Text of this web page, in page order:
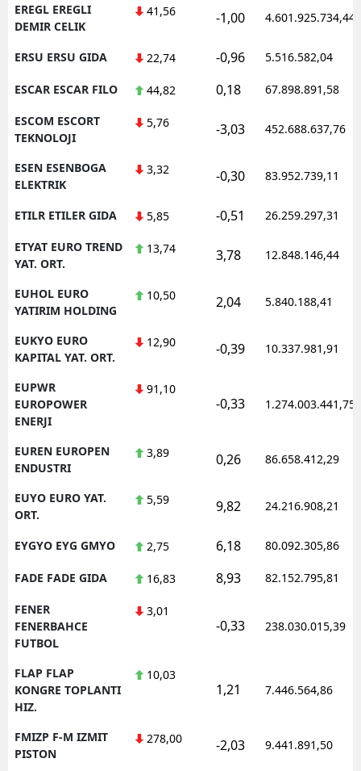
EREGL EREGLI
DEMIR CELIK
41,56 -1,00 4.601.925.734,44
ERSU ERSU GIDA 22,74 -0,96 5.516.582,04
ESCAR ESCAR FILO 44,82 0,18 67.898.891,58
ESCOM ESCORT
TEKNOLOJI
5,76 -3,03 452.688.637,76
ESEN ESENBOGA
ELEKTRIK
3,32 -0,30 83.952.739,11
ETILR ETILER GIDA 5,85 -0,51 26.259.297,31
ETYAT EURO TREND
YAT. ORT.
13,74 3,78 12.848.146,44
EUHOL EURO
YATIRIM HOLDING
10,50 2,04 5.840.188,41
EUKYO EURO
KAPITAL YAT. ORT.
12,90 -0,39 10.337.981,91
EUPWR
EUROPOWER
ENERJI
91,10
-0,33 1.274.003.441,75
EUREN EUROPEN
ENDUSTRI
3,89 0,26 86.658.412,29
EUYO EURO YAT.
ORT.
5,59 9,82 24.216.908,21
EYGYO EYG GMYO 2,75 6,18 80.092.305,86
FADE FADE GIDA 16,83 8,93 82.152.795,81
FENER
FENERBAHCE
FUTBOL
3,01
-0,33 238.030.015,39
FLAP FLAP
KONGRE TOPLANTI
HIZ.
10,03
1,21 7.446.564,86
FMIZP F-M IZMIT
PISTON
278,00 -2,03 9.441.891,50